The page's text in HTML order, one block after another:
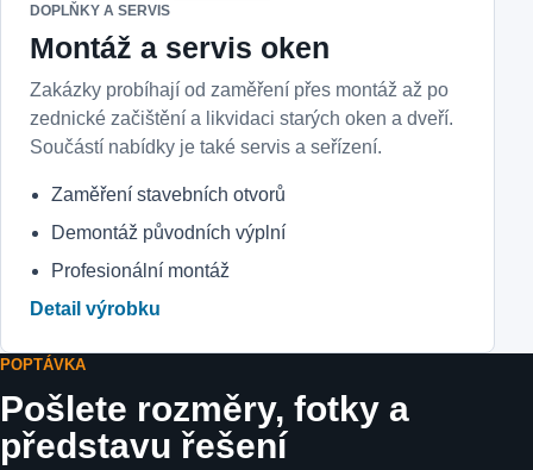
DOPLŇKY A SERVIS
Montáž a servis oken
Zakázky probíhají od zaměření přes montáž až po
zednické začištění a likvidaci starých oken a dveří.
Součástí nabídky je také servis a seřízení.
Zaměření stavebních otvorů
Demontáž původních výplní
Profesionální montáž
Detail výrobku
POPTÁVKA
Pošlete rozměry, fotky a
představu řešení